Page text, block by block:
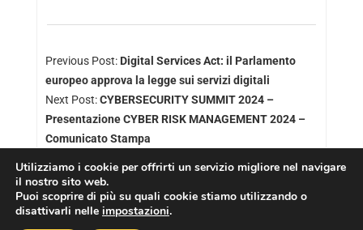
Previous Post: Digital Services Act: il Parlamento
europeo approva la legge sui servizi digitali
Next Post:CYBERSECURITY SUMMIT 2024 –
Presentazione CYBER RISK MANAGEMENT 2024 –
Comunicato Stampa
Utilizziamo i cookie per offrirti un servizio migliore nel navigare
il nostro sito web.
Puoi scoprire di più su quali cookie stiamo utilizzando o
disattivarli nelle impostazioni.